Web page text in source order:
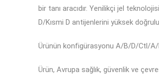
bir tanı aracıdır. Yenilikçi jel
D/Kısmi D antijenlerini yüksek
Ürünün konfigürasyonu A/B/D/Ctl/A/
Ürün, Avrupa sağlık, güvenlik ve